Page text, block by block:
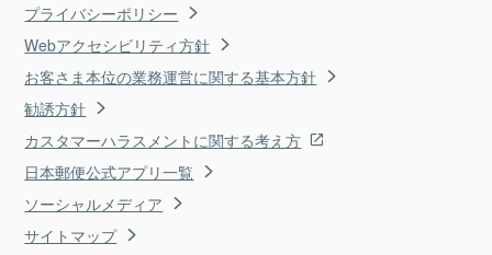
プライバシーポリシー
Webアクセシビリティ方針
お客さま本位の業務運営に関する基本方針
勧誘方針
カスタマーハラスメントに関する考え方
日本郵便公式アプリ一覧
ソーシャルメディア
サイトマップ